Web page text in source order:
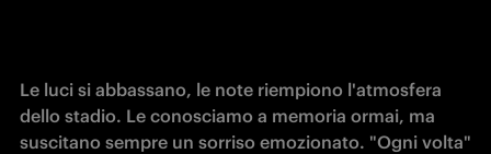
Le luci si abbassano, le note riempiono l'atmosfera
dello stadio. Le conosciamo a memoria ormai, ma
suscitano sempre un sorriso emozionato. "Ogni volta"